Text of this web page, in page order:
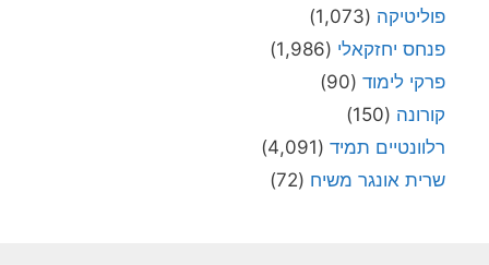
פוליטיקה (1,073)
פנחס יחזקאלי (1,986)
פרקי לימוד (90)
קורונה (150)
רלוונטיים תמיד (4,091)
שרית אונגר משיח (72)